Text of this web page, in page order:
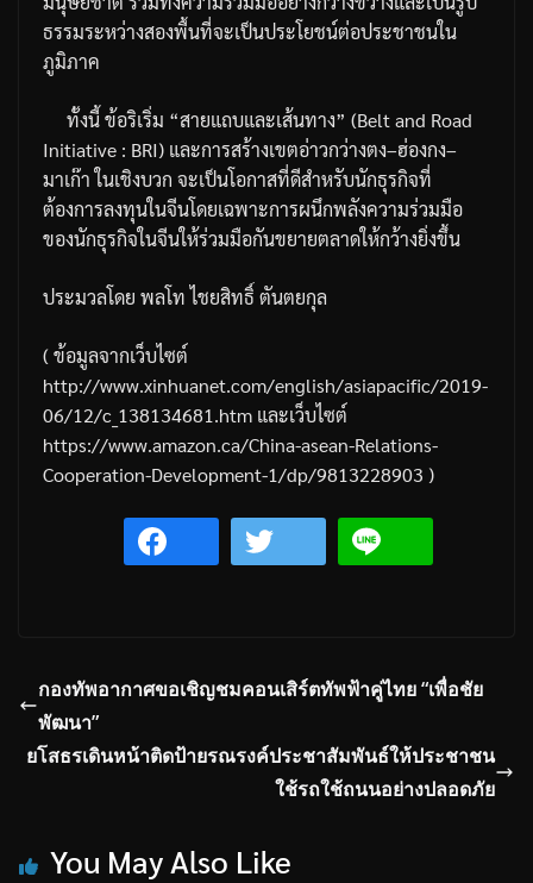
ธรรมระหว่างสองพื้นที่จะเป็นประโยชน์ต่อประชาชนใน
ภูมิภาค
ทั้งนี้ข้อริเริ่ม “สายแถบและเส้นทาง” (Belt and Road
Initiative : BRI) และการสร้างเขตอ่าวกว่างตง–ฮ่องกง–
มาเก๊า ในเชิงบวก จะเป็นโอกาสที่ดีสำหรับนักธุรกิจที่
ต้องการลงทุนในจีนโดยเฉพาะการผนึกพลังความร่วมมือ
ของนักธุรกิจในจีนให้ร่วมมือกันขยายตลาดให้กว้างยิ่งขึ้น
ประมวลโดย พลโท ไชยสิทธิ์ ตันตยกุล
(ข้อมูลจากเว็บไซต์
http://www.xinhuanet.com/english/asiapacific/2019-
06/12/c_138134681.htm และเว็บไซต์
https://www.amazon.ca/China-asean-Relations-
Cooperation-Development-1/dp/9813228903 )
กองทัพอากาศขอเชิญชมคอนเสิร์ตทัพฟ้าคู่ไทย “เพื่อชัย
พัฒนา”
ยโสธรเดินหน้าติดป้ายรณรงค์ประชาสัมพันธ์ให้ประชาชน
ใช้รถใช้ถนนอย่างปลอดภัย
You May Also Like